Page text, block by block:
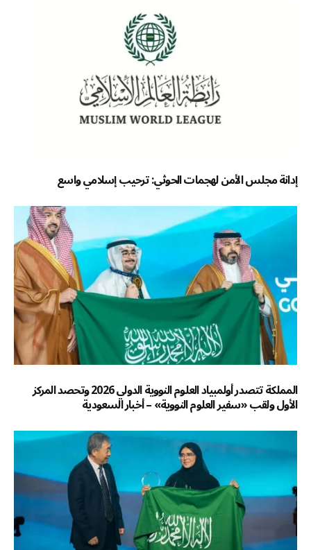
إدانة مجلس الأمن لهجمات الحوثي: ترحيب إسلامي واسع
المملكة تتصدر أولمبياد العلوم النووية الدولي 2026 وتحصد المركز
الأول ولقب «سفير العلوم النووية» – أخبار السعودية